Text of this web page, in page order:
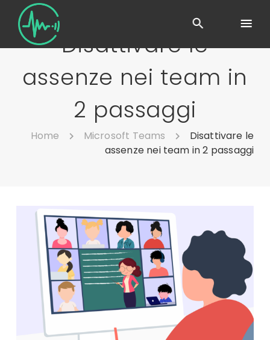
Disattivare le
assenze nei team in
2 passaggi
Home Microsoft Teams
Disattivare le
assenze nei team in 2 passaggi